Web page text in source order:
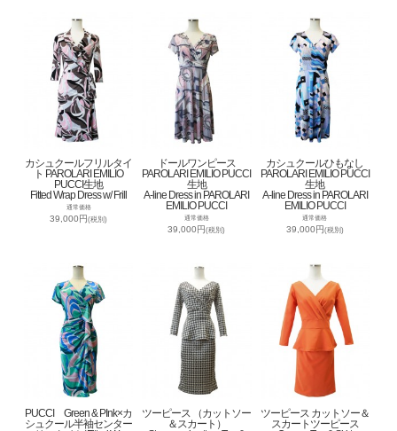
カシュクールフリルタイ
ト PAROLARI EMILIO
PUCCI生地
Fitted Wrap Dress w/ Frill
通常価格
39,000円(税別)
ドールワンピース
PAROLARI EMILIO PUCCI
生地
A-line Dress in PAROLARI
EMILIO PUCCI
通常価格
39,000円(税別)
カシュクールひもなし
PAROLARI EMILIO PUCCI
生地
A-line Dress in PAROLARI
EMILIO PUCCI
通常価格
39,000円(税別)
PUCCI Green & PInk×カ
シュクール半袖センター
ツーピース （カットソー
＆スカート）
ツーピース カットソー＆
スカートツーピース